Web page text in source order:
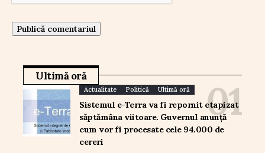
Ultimă oră
Actualitate Politică Ultimă oră
Sistemul e-Terra va fi repornit etapizat
săptămâna viitoare. Guvernul anunță
cum vor fi procesate cele 94.000 de
cereri